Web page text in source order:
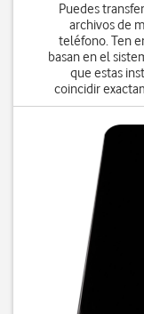
Puedes
archivos de
teléfono. Ten
basan en el
que estas
coincidir